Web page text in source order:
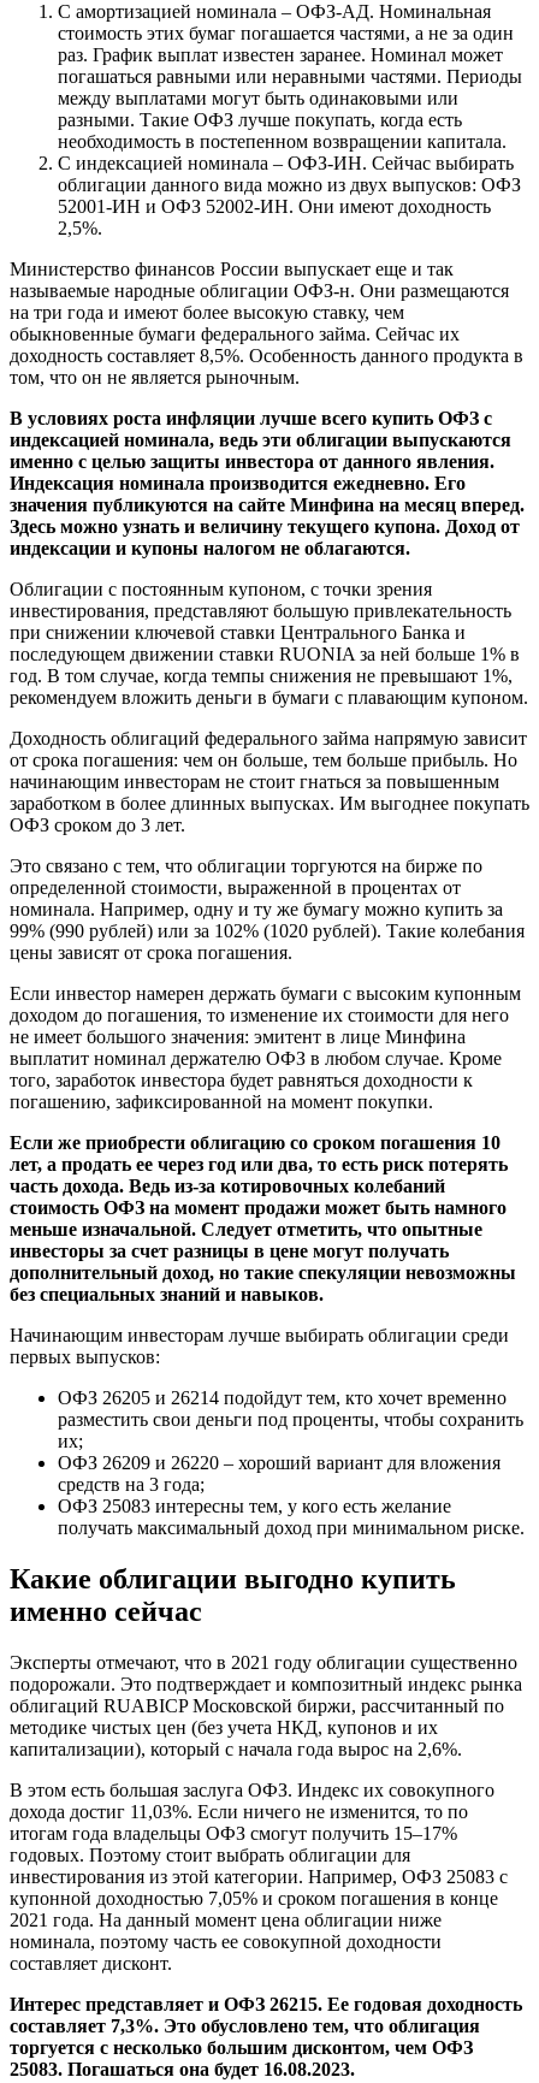
С амортизацией номинала – ОФЗ-АД. Номинальная
стоимость этих бумаг погашается частями, а не за один
раз. График выплат известен заранее. Номинал может
погашаться равными или неравными частями. Периоды
между выплатами могут быть одинаковыми или
разными. Такие ОФЗ лучше покупать, когда есть
необходимость в постепенном возвращении капитала.
С индексацией номинала – ОФЗ-ИН. Сейчас выбирать
облигации данного вида можно из двух выпусков: ОФЗ
52001-ИН и ОФЗ 52002-ИН. Они имеют доходность
2,5%.
Министерство финансов России выпускает еще и так
называемые народные облигации ОФЗ-н. Они размещаются
на три года и имеют более высокую ставку, чем
обыкновенные бумаги федерального займа. Сейчас их
доходность составляет 8,5%. Особенность данного продукта в
том, что он не является рыночным.
В условиях роста инфляции лучше всего купить ОФЗ с
индексацией номинала, ведь эти облигации выпускаются
именно с целью защиты инвестора от данного явления.
Индексация номинала производится ежедневно. Его
значения публикуются на сайте Минфина на месяц вперед.
Здесь можно узнать и величину текущего купона. Доход от
индексации и купоны налогом не облагаются.
Облигации с постоянным купоном, с точки зрения
инвестирования, представляют большую привлекательность
при снижении ключевой ставки Центрального Банка и
последующем движении ставки RUONIA за ней больше 1% в
год. В том случае, когда темпы снижения не превышают 1%,
рекомендуем вложить деньги в бумаги с плавающим купоном.
Доходность облигаций федерального займа напрямую зависит
от срока погашения: чем он больше, тем больше прибыль. Но
начинающим инвесторам не стоит гнаться за повышенным
заработком в более длинных выпусках. Им выгоднее покупать
ОФЗ сроком до 3 лет.
Это связано с тем, что облигации торгуются на бирже по
определенной стоимости, выраженной в процентах от
номинала. Например, одну и ту же бумагу можно купить за
99% (990 рублей) или за 102% (1020 рублей). Такие колебания
цены зависят от срока погашения.
Если инвестор намерен держать бумаги с высоким купонным
доходом до погашения, то изменение их стоимости для него
не имеет большого значения: эмитент в лице Минфина
выплатит номинал держателю ОФЗ в любом случае. Кроме
того, заработок инвестора будет равняться доходности к
погашению, зафиксированной на момент покупки.
Если же приобрести облигацию со сроком погашения 10
лет, а продать ее через год или два, то есть риск потерять
часть дохода. Ведь из-за котировочных колебаний
стоимость ОФЗ на момент продажи может быть намного
меньше изначальной. Следует отметить, что опытные
инвесторы за счет разницы в цене могут получать
дополнительный доход, но такие спекуляции невозможны
без специальных знаний и навыков.
Начинающим инвесторам лучше выбирать облигации среди
первых выпусков:
ОФЗ 26205 и 26214 подойдут тем, кто хочет временно
разместить свои деньги под проценты, чтобы сохранить
их;
ОФЗ 26209 и 26220 – хороший вариант для вложения
средств на 3 года;
ОФЗ 25083 интересны тем, у кого есть желание
получать максимальный доход при минимальном риске.
Какие облигации выгодно купить
именно сейчас
Эксперты отмечают, что в 2021 году облигации существенно
подорожали. Это подтверждает и композитный индекс рынка
облигаций RUABICP Московской биржи, рассчитанный по
методике чистых цен (без учета НКД, купонов и их
капитализации), который с начала года вырос на 2,6%.
В этом есть большая заслуга ОФЗ. Индекс их совокупного
дохода достиг 11,03%. Если ничего не изменится, то по
итогам года владельцы ОФЗ смогут получить 15–17%
годовых. Поэтому стоит выбрать облигации для
инвестирования из этой категории. Например, ОФЗ 25083 с
купонной доходностью 7,05% и сроком погашения в конце
2021 года. На данный момент цена облигации ниже
номинала, поэтому часть ее совокупной доходности
составляет дисконт.
Интерес представляет и ОФЗ 26215. Ее годовая доходность
составляет 7,3%. Это обусловлено тем, что облигация
торгуется с несколько большим дисконтом, чем ОФЗ
25083. Погашаться она будет 16.08.2023.